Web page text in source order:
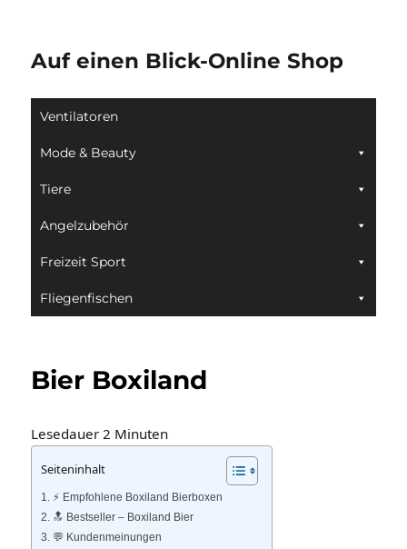
Auf einen Blick-Online Shop
Ventilatoren
Mode & Beauty
Tiere
Angelzubehör
Freizeit Sport
Fliegenfischen
Bier Boxiland
Lesedauer 2 Minuten
Seiteninhalt
⚡️ Empfohlene Boxiland Bierboxen
🔝 Bestseller – Boxiland Bier
💬 Kundenmeinungen